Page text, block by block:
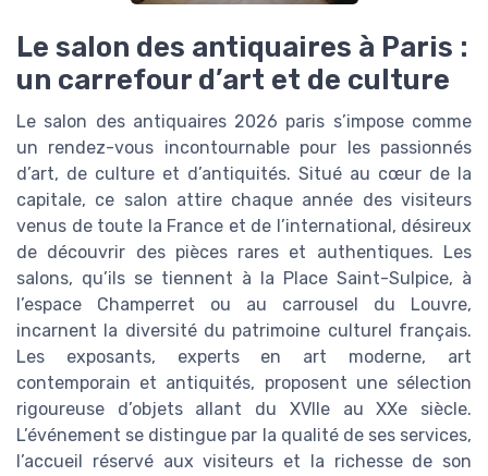
Le salon des antiquaires à Paris :
un carrefour d’art et de culture
Le salon des antiquaires 2026 paris s’impose comme
un rendez-vous incontournable pour les passionnés
d’art, de culture et d’antiquités. Situé au cœur de la
capitale, ce salon attire chaque année des visiteurs
venus de toute la France et de l’international, désireux
de découvrir des pièces rares et authentiques. Les
salons, qu’ils se tiennent à la Place Saint-Sulpice, à
l’espace Champerret ou au carrousel du Louvre,
incarnent la diversité du patrimoine culturel français.
Les exposants, experts en art moderne, art
contemporain et antiquités, proposent une sélection
rigoureuse d’objets allant du XVIIe au XXe siècle.
L’événement se distingue par la qualité de ses services,
l’accueil réservé aux visiteurs et la richesse de son